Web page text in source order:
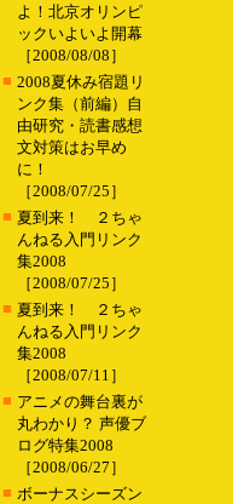
よ！北京オリンピ
ックいよいよ開幕
［2008/08/08］
■ 2008夏休み宿題リ
ンク集（前編）自
由研究・読書感想
文対策はお早め
に！
［2008/07/25］
■ 夏到来！ ２ちゃ
んねる入門リンク
集2008
［2008/07/25］
■ 夏到来！ ２ちゃ
んねる入門リンク
集2008
［2008/07/11］
■ アニメの舞台裏が
丸わかり？ 声優ブ
ログ特集2008
［2008/06/27］
■ ボーナスシーズン